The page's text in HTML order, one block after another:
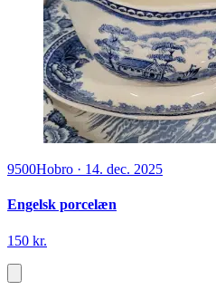
9500Hobro · 14. dec. 2025
Engelsk porcelæn
150 kr.